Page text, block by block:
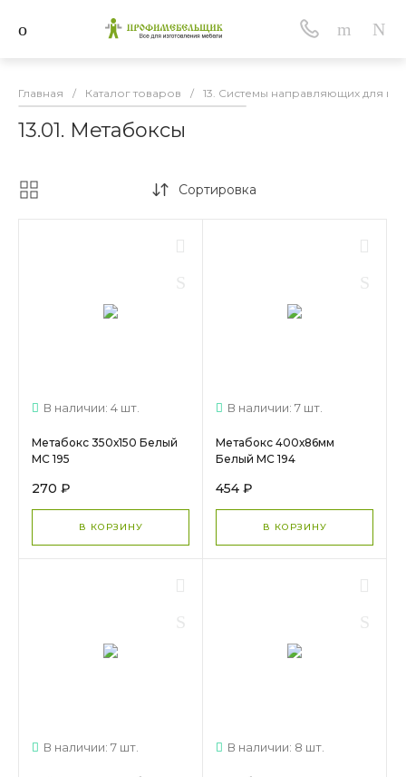
Главная / Каталог товаров / 13. Системы направляющих для
13.01. Метабоксы
Сортировка
В наличии: 4 шт.
Метабокс 350х150 Белый
МС 195
270 ₽
В КОРЗИНУ
В наличии: 7 шт.
Метабокс 400х86мм
Белый МС 194
454 ₽
В КОРЗИНУ
В наличии: 7 шт. В наличии: 8 шт.